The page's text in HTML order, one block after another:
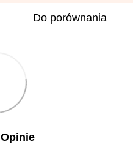
Do porównania
Opinie